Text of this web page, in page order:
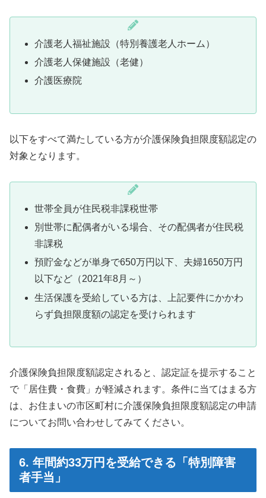
介護老人福祉施設（特別養護老人ホーム）
介護老人保健施設（老健）
介護医療院
以下をすべて満たしている方が介護保険負担限度額認定の
対象となります。
世帯全員が住民税非課税世帯
別世帯に配偶者がいる場合、その配偶者が住民税
非課税
預貯金などが単身で650万円以下、夫婦1650万円
以下など（2021年8月～）
生活保護を受給している方は、上記要件にかかわ
らず負担限度額の認定を受けられます
介護保険負担限度額認定されると、認定証を提示すること
で「居住費・食費」が軽減されます。条件に当てはまる方
は、お住まいの市区町村に介護保険負担限度額認定の申請
についてお問い合わせしてみてください。
6. 年間約33万円を受給できる「特別障害
者手当」